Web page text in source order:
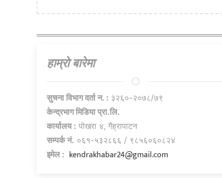
हाम्राे बारेमा
सुचना विभाग दर्ता न. : ३२६०-२०७८/७९
केन्द्रभाग मिडिया प्रा.लि.
कार्यालय : पोखरा ४, गैह्रापाटन
सम्पर्क नं. ०६१-५३२८६६ / ९८५६०६०८२४
इमेल : kendrakhabar24@gmail.com